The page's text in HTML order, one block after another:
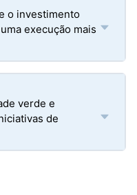
o investimento
execução mais
verde e
de